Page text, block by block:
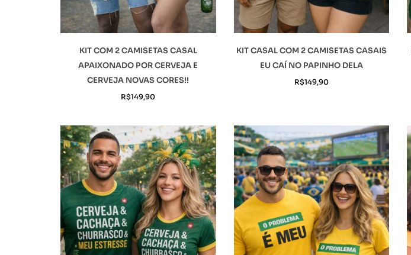
KIT COM 2 CAMISETAS CASAL
APAIXONADO POR CERVEJA E
CERVEJA NOVAS CORES!!
R$149,90
KIT CASAL COM 2 CAMISETAS CASAIS
EU CAÍ NO PAPINHO DELA
R$149,90